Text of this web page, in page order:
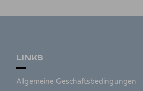
LINKS
Allgemeine Geschäftsbedingungen